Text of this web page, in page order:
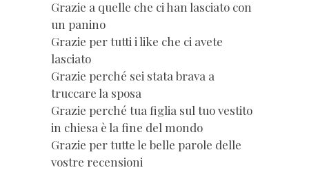
Grazie a quelle che ci han lasciato con
un panino
Grazie per tutti i like che ci avete
lasciato
Grazie perché sei stata brava a
truccare la sposa
Grazie perché tua figlia sul tuo vestito
in chiesa è la fine del mondo
Grazie per tutte le belle parole delle
vostre recensioni